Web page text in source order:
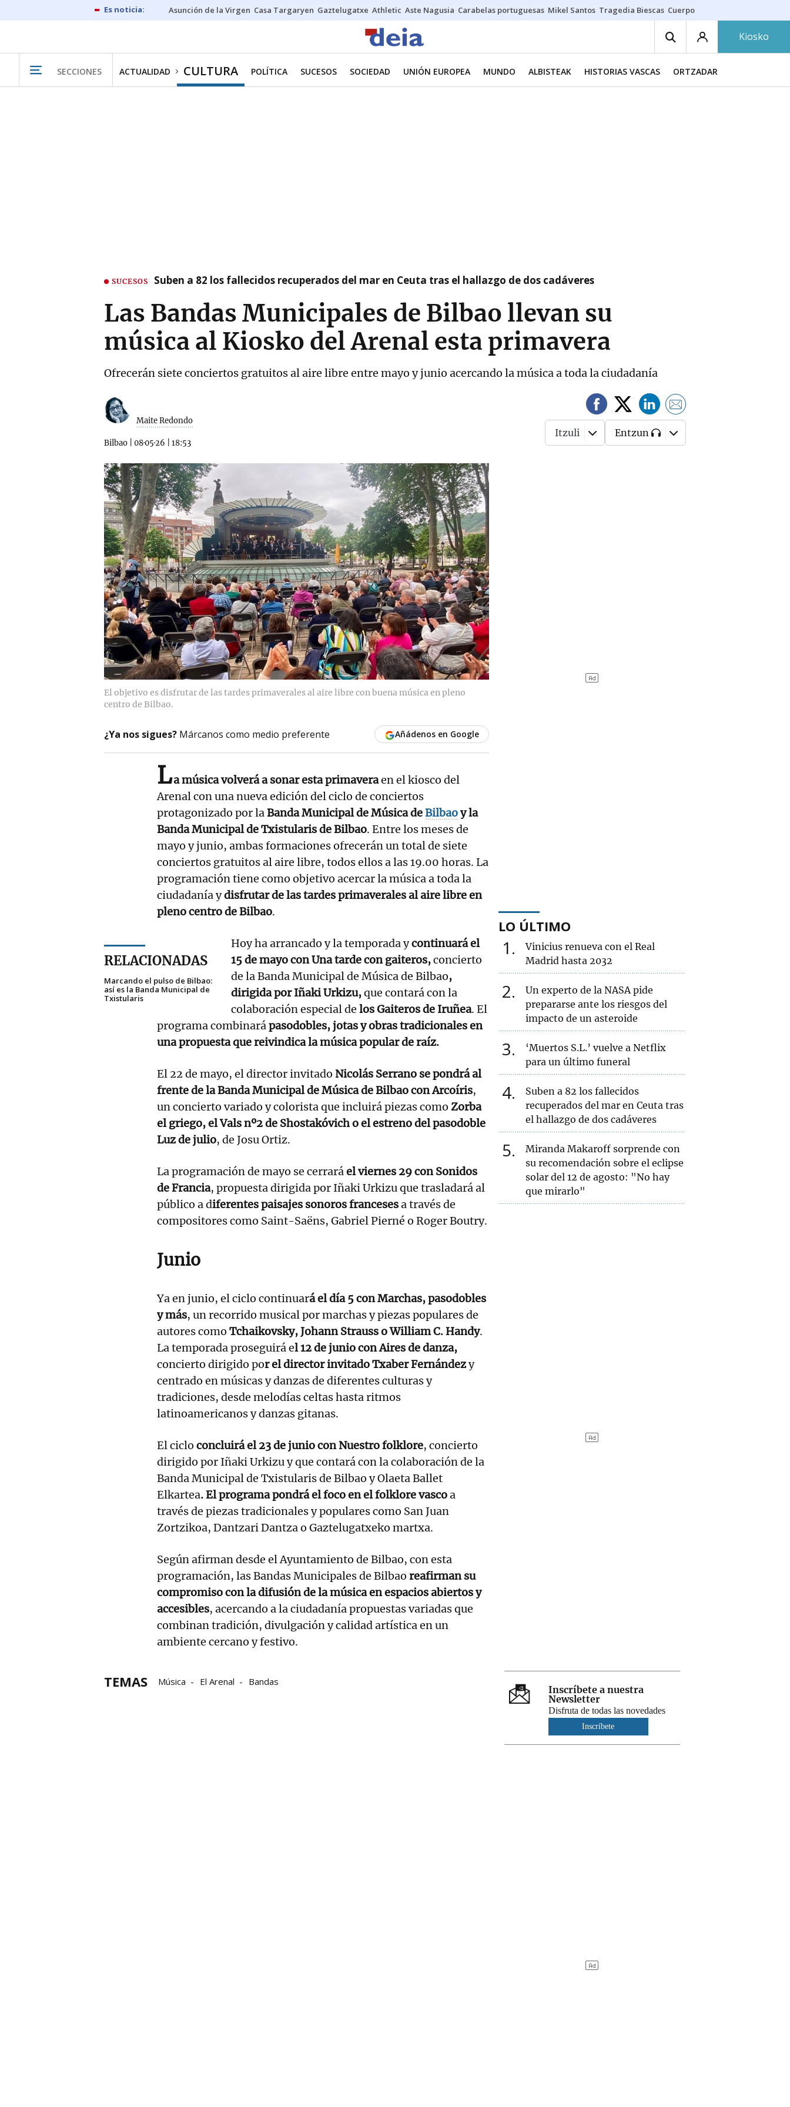
Asunción de la Virgen Casa Targaryen Gaztelugatxe Athletic Aste Nagusia Carabelas portuguesas Mikel Santos Tragedia Biescas Cuerpo ría
Kiosko
SECCIONES ACTUALIDAD CULTURA POLÍTICA SUCESOS SOCIEDAD UNIÓN EUROPEA MUNDO ALBISTEAK HISTORIAS VASCAS ORTZADAR
SUCESOS Suben a 82 los fallecidos recuperados del mar en Ceuta tras el hallazgo de dos cadáveres
Las Bandas Municipales de Bilbao llevan su
música al Kiosko del Arenal esta primavera
Ofrecerán siete conciertos gratuitos al aire libre entre mayo y junio acercando la música a toda la ciudadanía
Maite Redondo
Bilbao 08·05·26 18:53
Itzuli Entzun
El objetivo es disfrutar de las tardes primaverales al aire libre con buena música en pleno
centro de Bilbao.
¿Ya nos sigues? Márcanos como medio preferente Añádenos en Google
La música volverá a sonar esta primaveraen el kiosco del
Arenal con una nueva edición del ciclo de conciertos
protagonizado por laBanda Municipal de Música deBilbaoy la
Banda Municipal de Txistularis de Bilbao. Entre los meses de
mayo y junio, ambas formaciones ofrecerán un total de siete
conciertos gratuitos al aire libre, todos ellos a las 19.00 horas. La
programación tiene como objetivo acercar la música a toda la
ciudadanía ydisfrutar de las tardes primaverales al aire libre en
pleno centro de Bilbao.
RELACIONADAS
Marcando el pulso de Bilbao:
así es la Banda Municipal de
Txistularis
Hoy ha arrancado y la temporada ycontinuará el
15 de mayo con Una tarde con gaiteros,concierto
de la Banda Municipal de Música de Bilbao,
dirigida por Iñaki Urkizu,que contará con la
colaboración especial delos Gaiteros de Iruñea. El
programa combinarápasodobles, jotas y obras tradicionales en
una propuesta que reivindica la música popular de raíz.
El 22 de mayo, el director invitado Nicolás Serrano se pondrá al
frente de la Banda Municipal de Música de Bilbao con Arcoíris,
un concierto variado y colorista que incluirá piezas como Zorba
el griego, el Vals nº2 de Shostakóvich o el estreno del pasodoble
Luz de julio, de Josu Ortiz.
La programación de mayo se cerraráel viernes 29 con Sonidos
de Francia, propuesta dirigida por Iñaki Urkizu que trasladará al
público a diferentes paisajes sonoros francesesa través de
compositores como Saint-Saëns, Gabriel Pierné o Roger Boutry.
Junio
Ya en junio, el ciclo continuará el día 5 con Marchas, pasodobles
y más, un recorrido musical por marchas y piezas populares de
autores como Tchaikovsky, Johann Strauss o William C. Handy.
La temporada proseguirá el 12 de junio con Aires de danza,
concierto dirigido por el director invitado Txaber Fernándezy
centrado en músicas y danzas de diferentes culturas y
tradiciones, desde melodías celtas hasta ritmos
latinoamericanos y danzas gitanas.
El ciclo concluirá el 23 de junio con Nuestro folklore, concierto
dirigido por Iñaki Urkizu y que contará con la colaboración de la
Banda Municipal de Txistularis de Bilbao y Olaeta Ballet
Elkartea. El programa pondrá el foco en el folklore vascoa
través de piezas tradicionales y populares como San Juan
Zortzikoa, Dantzari Dantza o Gaztelugatxeko martxa.
Según afirman desde el Ayuntamiento de Bilbao, con esta
programación, las Bandas Municipales de Bilbao reafirman su
compromiso con la difusión de la música en espacios abiertos y
accesibles, acercando a la ciudadanía propuestas variadas que
combinan tradición, divulgación y calidad artística en un
ambiente cercano y festivo.
TEMAS Música El Arenal Bandas
LO ÚLTIMO
1
Vinicius renueva con el Real
Madrid hasta 2032
2
Un experto de la NASA pide
prepararse ante los riesgos del
impacto de un asteroide
3
‘Muertos S.L.’ vuelve a Netflix
para un último funeral
4
Suben a 82 los fallecidos
recuperados del mar en Ceuta tras
el hallazgo de dos cadáveres
5
Miranda Makaroff sorprende con
su recomendación sobre el eclipse
solar del 12 de agosto: "No hay
que mirarlo"
Inscríbete a nuestra
Newsletter
Disfruta de todas las novedades
Inscríbete